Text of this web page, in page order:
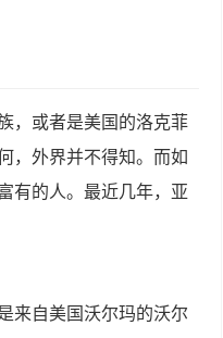
，或者是美国的洛克菲
，外界并不得知。而如
有的人。最近几年，亚
来自美国沃尔玛的沃尔